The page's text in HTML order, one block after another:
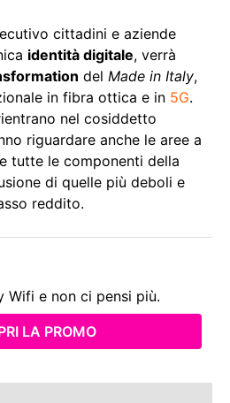
cittadini e aziende
identità digitale, verrà
del Made in Italy,
in fibra ottica e in 5G.
nel cosiddetto
riguardare anche le aree a
tutte le componenti della
di quelle più deboli e
reddito.
Wifi e non ci pensi più.
LA PROMO